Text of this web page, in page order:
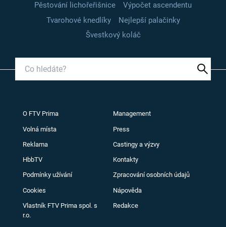
Pěstování lichořeřišnice
Výpočet ascendentu
Tvarohové knedlíky
Nejlepší palačinky
Švestkový koláč
O FTV Prima Management
Volná místa Press
Reklama Castingy a výzvy
HbbTV Kontakty
Podmínky užívání Zpracování osobních údajů
Cookies Nápověda
Vlastník FTV Prima spol. s
r.o.
Redakce